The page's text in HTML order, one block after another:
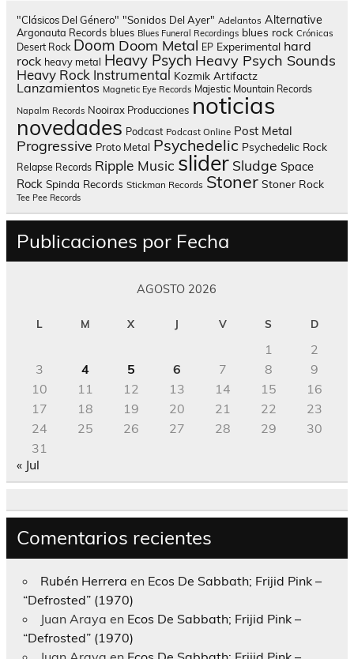
"Clásicos Del Género" "Sonidos Del Ayer" Adelantos Alternative
Argonauta Records blues Blues Funeral Recordings blues rock Crónicas
Desert Rock Doom Doom Metal EP Experimental hard
rock heavy metal Heavy Psych Heavy Psych Sounds
Heavy Rock Instrumental Kozmik Artifactz
Lanzamientos Magnetic Eye Records Majestic Mountain Records
Napalm Records Nooirax Producciones noticias
novedades Podcast Podcast Online Post Metal
Progressive Proto Metal Psychedelic Psychedelic Rock
Relapse Records Ripple Music slider Sludge Space
Rock Spinda Records Stickman Records Stoner Stoner Rock
Tee Pee Records
Publicaciones por Fecha
AGOSTO 2026
L M X J V S D
1
2
3
4 5 6 7 8
9
10
11 12 13 14 15
16
17
18 19 20 21 22
23
24
25 26 27 28 29
30
31
« Jul
Comentarios recientes
Rubén Herrera en Ecos De Sabbath; Frijid Pink –
“Defrosted” (1970)
Juan Araya en Ecos De Sabbath; Frijid Pink –
“Defrosted” (1970)